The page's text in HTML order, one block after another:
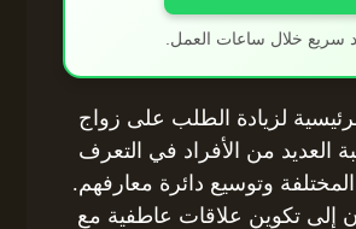
سريع خلال ساعات العمل.
لزيادة الطلب على زواج
العديد من الأفراد في التعرف
وتوسيع دائرة معارفهم.
إلى تكوين علاقات عاطفية مع